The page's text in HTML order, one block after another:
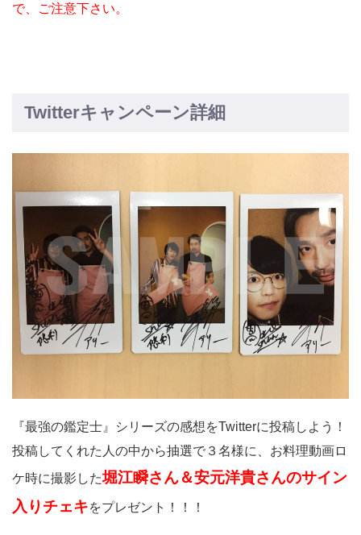
で、ご注意下さい。
Twitterキャンペーン詳細
『最強の鑑定士』シリーズの感想をTwitterに投稿しよう！
投稿してくれた人の中から抽選で３名様に、お料理動画ロ
ケ時に撮影した堀江瞬さん＆安元洋貴さんのサイン
入りチェキをプレゼント！！！